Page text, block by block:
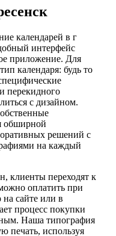
календарей в г
интерфейс
приложение. Для
календаря: будь то
перекидного
с дизайном.
обширной
решений с
на каждый
клиенты переходят к
оплатить при
сайте или в
процесс покупки
Наша типография
печать, используя